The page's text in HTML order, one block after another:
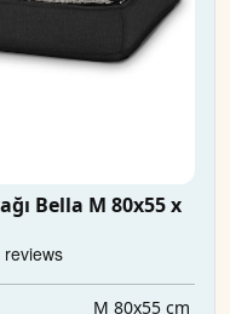
Bella M 80x55 x
M 80x55 cm